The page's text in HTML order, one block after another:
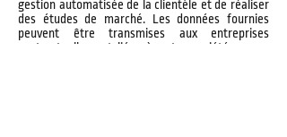
gestion automatisée de la clientèle et de réaliser
des études de marché. Les données fournies
peuvent être transmises aux entreprises
contractuellement liées à notre société par un